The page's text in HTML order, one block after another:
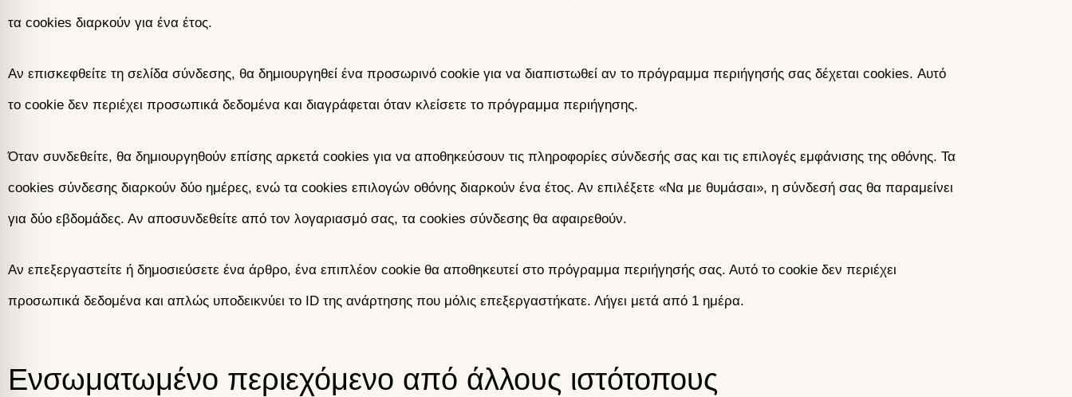
τα cookies διαρκούν για ένα έτος.
Αν επισκεφθείτε τη σελίδα σύνδεσης, θα δημιουργηθεί ένα προσωρινό cookie για να διαπιστωθεί αν το πρόγραμμα περιήγησής σας δέχεται cookies. Αυτό
το cookie δεν περιέχει προσωπικά δεδομένα και διαγράφεται όταν κλείσετε το πρόγραμμα περιήγησης.
Όταν συνδεθείτε, θα δημιουργηθούν επίσης αρκετά cookies για να αποθηκεύσουν τις πληροφορίες σύνδεσής σας και τις επιλογές εμφάνισης της οθόνης. Τα
cookies σύνδεσης διαρκούν δύο ημέρες, ενώ τα cookies επιλογών οθόνης διαρκούν ένα έτος. Αν επιλέξετε «Να με θυμάσαι», η σύνδεσή σας θα παραμείνει
για δύο εβδομάδες. Αν αποσυνδεθείτε από τον λογαριασμό σας, τα cookies σύνδεσης θα αφαιρεθούν.
Αν επεξεργαστείτε ή δημοσιεύσετε ένα άρθρο, ένα επιπλέον cookie θα αποθηκευτεί στο πρόγραμμα περιήγησής σας. Αυτό το cookie δεν περιέχει
προσωπικά δεδομένα και απλώς υποδεικνύει το ID της ανάρτησης που μόλις επεξεργαστήκατε. Λήγει μετά από 1 ημέρα.
Ενσωματωμένο περιεχόμενο από άλλους ιστότοπους